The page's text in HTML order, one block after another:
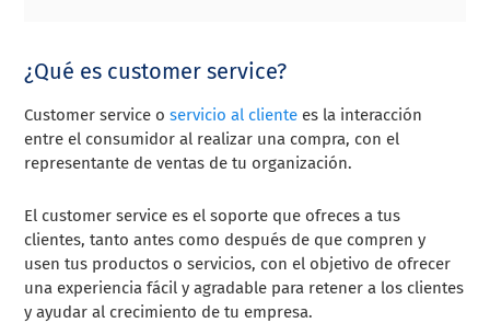
¿Qué es customer service?
Customer service oservicio al cliente es la interacción
entre el consumidor al realizar una compra, con el
representante de ventas de tu organización.
El customer service es el soporte que ofreces a tus
clientes, tanto antes como después de que compren y
usen tus productos o servicios, con el objetivo de ofrecer
una experiencia fácil y agradable para retener a los clientes
y ayudar al crecimiento de tu empresa.